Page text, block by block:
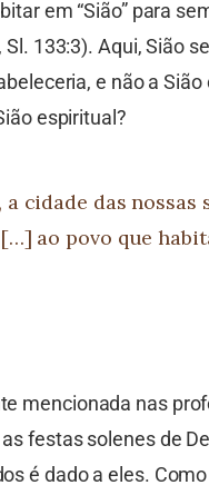
em “Sião” para
133:3). Aqui, Sião
e não a
espiritual?
a cidade das
ao povo que
mencionada nas
festas solenes de
é dado a eles.